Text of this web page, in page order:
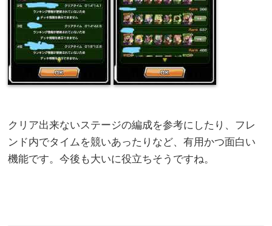
クリア出来ないステージの編成を参考にしたり、フレ
ンド内でタイムを競いあったりなど、有用かつ面白い
機能です。今後も大いに役立ちそうですね。